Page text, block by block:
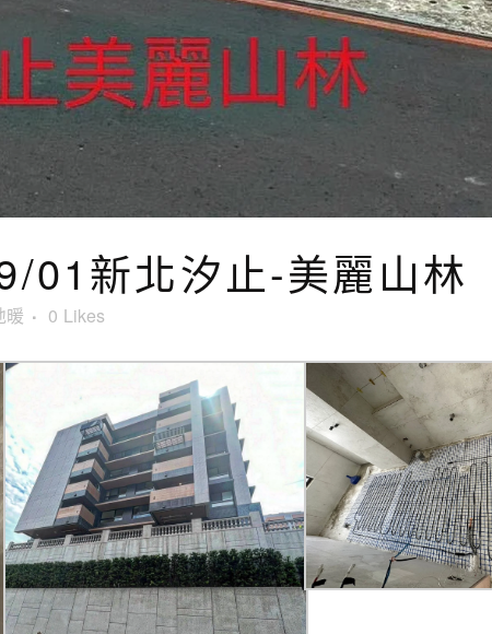
01新北汐止-美麗山林
暖 0 Likes